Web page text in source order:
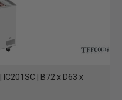
| B72 x D63 x